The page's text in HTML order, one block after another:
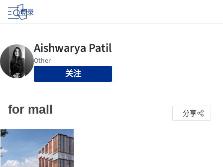
登录
关注
for mall 分享